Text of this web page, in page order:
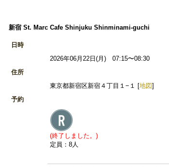
新宿 St. Marc Cafe Shinjuku Shinminami-guchi
日時
2026年06月22日(月) 07:15〜08:30
住所
東京都新宿区新宿４丁目１−１ [地図]
予約
(終了しました。)
定員：8人